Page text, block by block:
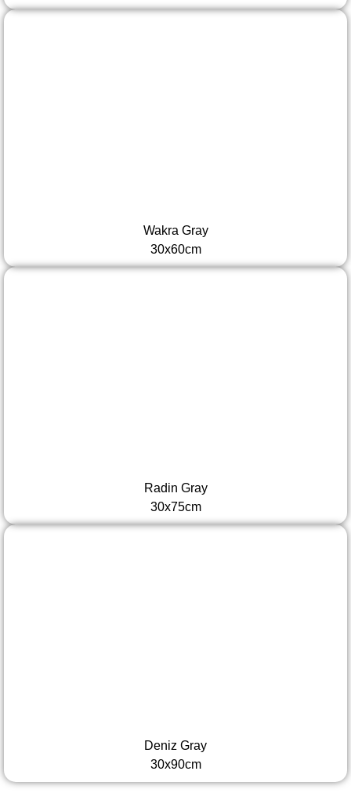
Wakra Gray
30x60cm
Radin Gray
30x75cm
Deniz Gray
30x90cm